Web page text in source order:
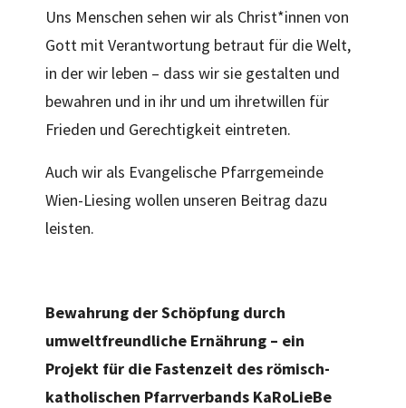
Uns Menschen sehen wir als Christ*innen von
Gott mit Verantwortung betraut für die Welt,
in der wir leben – dass wir sie gestalten und
bewahren und in ihr und um ihretwillen für
Frieden und Gerechtigkeit eintreten.
Auch wir als Evangelische Pfarrgemeinde
Wien-Liesing wollen unseren Beitrag dazu
leisten.
Bewahrung der Schöpfung durch
umweltfreundliche Ernährung – ein
Projekt für die Fastenzeit des römisch-
katholischen Pfarrverbands KaRoLieBe